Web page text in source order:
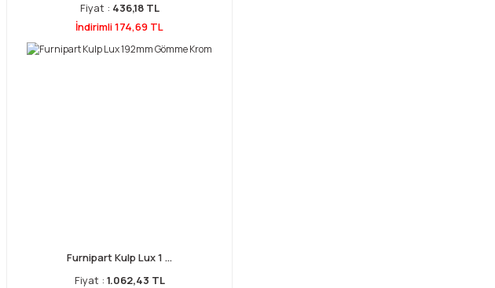
Fiyat : 436,18 TL
İndirimli 174,69 TL
Furnipart Kulp Lux 1 ...
Fiyat : 1.062,43 TL